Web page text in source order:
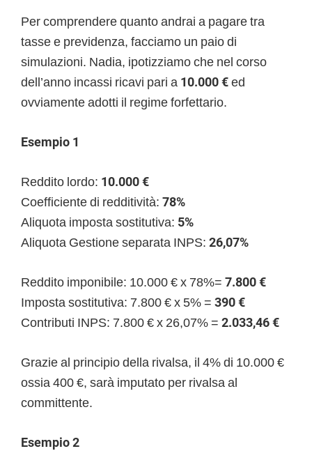
Per comprendere quanto andrai a pagare tra
tasse e previdenza, facciamo un paio di
simulazioni. Nadia, ipotizziamo che nel corso
dell’anno incassi ricavi pari a 10.000 €ed
ovviamente adotti il regime forfettario.
Esempio 1
Reddito lordo: 10.000 €
Coefficiente di redditività: 78%
Aliquota imposta sostitutiva: 5%
Aliquota Gestione separata INPS: 26,07%
Reddito imponibile: 10.000 € x 78%= 7.800 €
Imposta sostitutiva: 7.800 € x 5% = 390 €
Contributi INPS: 7.800 € x 26,07% = 2.033,46 €
Grazie al principio della rivalsa, il 4% di 10.000 €
ossia 400 €, sarà imputato per rivalsa al
committente.
Esempio 2